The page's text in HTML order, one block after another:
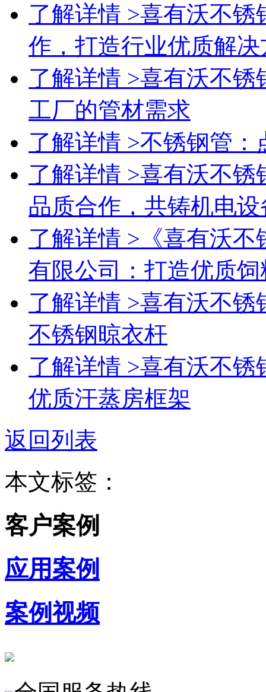
了解详情 >喜有沃不锈
作，打造行业优质解决
了解详情 >喜有沃不锈
工厂的管材需求
了解详情 >不锈钢管：
了解详情 >喜有沃不锈
品质合作，共铸机电
了解详情 > 《喜有沃
有限公司：打造优质
了解详情 >喜有沃不锈
不锈钢晾衣杆
了解详情 >喜有沃不锈
优质汗蒸房框架
返回列表
本文标签：
客户案例
应用案例
案例视频